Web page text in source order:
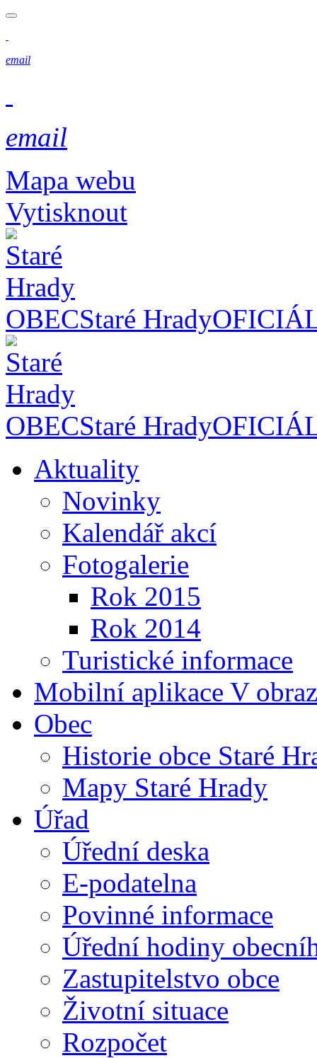
email
email
Mapa webu
Vytisknout
OBECStaré Hrady
OBECStaré Hrady
Aktuality
Novinky
Kalendář akcí
Fotogalerie
Rok 2015
Rok 2014
Turistické informace
Mobilní aplikace V
Obec
Historie obce Staré
Mapy Staré Hrady
Úřad
Úřední deska
E-podatelna
Povinné informace
Úřední hodiny
Zastupitelstvo obce
Životní situace
Rozpočet